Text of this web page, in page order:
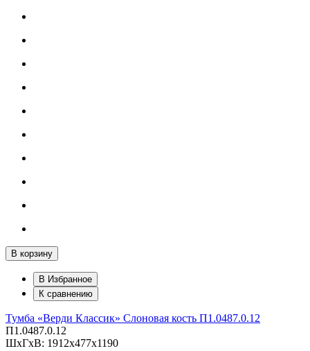
В корзину
В Избранное
К сравнению
Тумба «Верди Классик» Слоновая кость П1.0487.0.12
П1.0487.0.12
ШхГхВ: 1912х477х1190